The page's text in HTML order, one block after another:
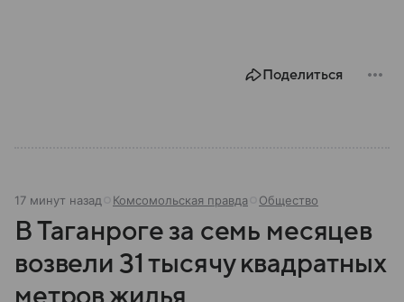
Поделиться
17 минут назад Комсомольская правда Общество
В Таганроге за семь месяцев
возвели 31 тысячу квадратных
метров жилья